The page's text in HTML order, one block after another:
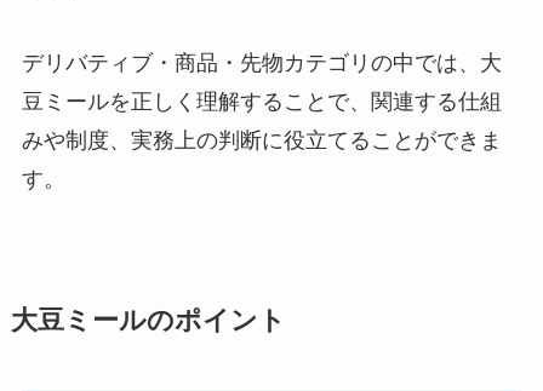
デリバティブ・商品・先物カテゴリの中では、大
豆ミールを正しく理解することで、関連する仕組
みや制度、実務上の判断に役立てることができま
す。
大豆ミールのポイント